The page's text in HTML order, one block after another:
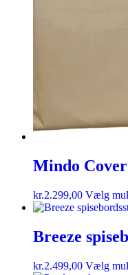
Mindo
kr.2.299,00 Vælg
Breeze
kr.2.499,00 Vælg